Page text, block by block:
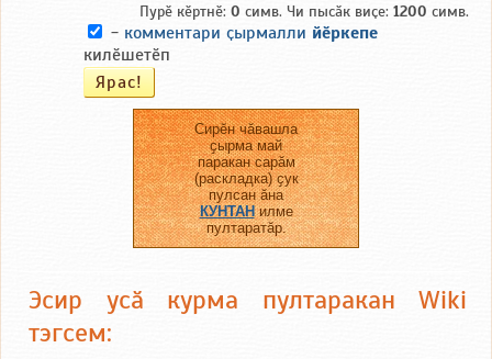
Пурӗ кӗртнӗ: 0 симв. Чи пысӑк виҫе: 1200 симв.
- комментари ҫырмалли йӗркепе
килӗшетӗп
Сирӗн чӑвашла
ҫырма май
паракан сарӑм
(раскладка) ҫук
пулсан ӑна
КУНТАНилме
пултаратӑр.
Эсир усӑ курма пултаракан Wiki
тэгсем: